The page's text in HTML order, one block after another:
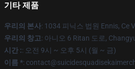
기타 제품
우리의 본사: 1034 피닉스 법원 Ennis, Ce
우리의 창고: 아니오 6 Ritan 도로,
시간 :: 오전 9시 ~ 오후 5시 (월 ~ 금)
이름 *: